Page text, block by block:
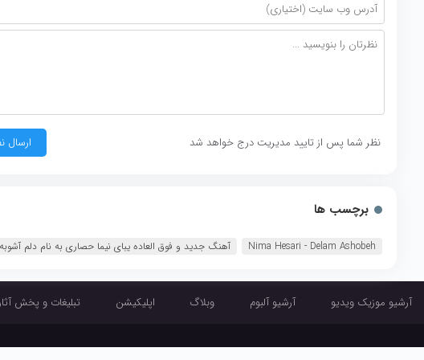
نظر شما پس از تایید مدیریت درج خواهد شد
برچسب ها
Nima Hesari - Delam Ashobeh آهنگ جدید و فوق العاده یبای نیما حصاری به نام دلم
آرشیو موزیک ویدیو آرشیو آلبوم وبلاگ اپلیکیشن تبلیغات و پخش